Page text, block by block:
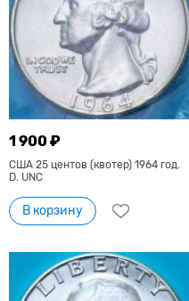
1 900 ₽
США 25 центов (квотер) 1964 год.
D. UNC
В корзину